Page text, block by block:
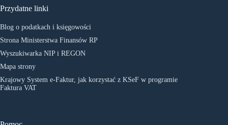
Przydatne linki
Blog o podatkach i księgowości
Strona Ministerstwa Finansów RP
Wyszukiwarka NIP i REGON
Mapa strony
Krajowy System e-Faktur, jak korzystać z KSeF w programie
Faktura VAT